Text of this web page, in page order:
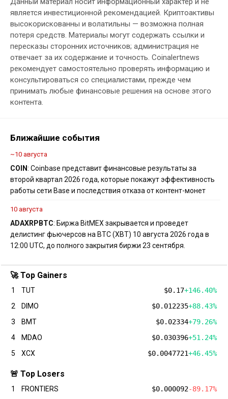
является инвестиционной рекомендацией. Криптоактивы
высокорискованны и волатильны — возможна полная
потеря средств. Материалы могут содержать ссылки и
пересказы сторонних источников; администрация не
отвечает за их содержание и точность. Coinalertnews
рекомендует самостоятельно проверять информацию и
консультироваться со специалистами, прежде чем
принимать любые финансовые решения на основе этого
контента.
Ближайшие события
~10 августа
COIN: Coinbase представит финансовые результаты за
второй квартал 2026 года, которые покажут эффективность
работы сети Base и последствия отказа от контент-монет
10 августа
ADAXRPBTC: Биржа BitMEX закрывается и проведет
делистинг фьючерсов на BTC (XBT) 10 августа 2026 года в
12:00 UTC, до полного закрытия биржи 23 сентября.
🚀 Top Gainers
1 TUT $0.17+146.40%
2
DIMO $0.012235+88.43%
3
BMT $0.02334+79.26%
4
MDAO $0.030396+51.24%
5
XCX $0.0047721+46.45%
🚨 Top Losers
1 FRONTIERS $0.000092-89.17%